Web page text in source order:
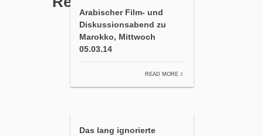
Arabischer Film- und
Diskussionsabend zu
Marokko, Mittwoch
05.03.14
READ MORE
Das lang ignorierte